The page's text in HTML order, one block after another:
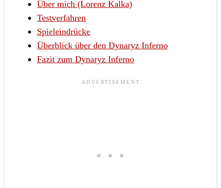
Über mich (Lorenz Kalka)
Testverfahren
Spieleindrücke
Überblick über den Dynaryz Inferno
Fazit zum Dynaryz Inferno